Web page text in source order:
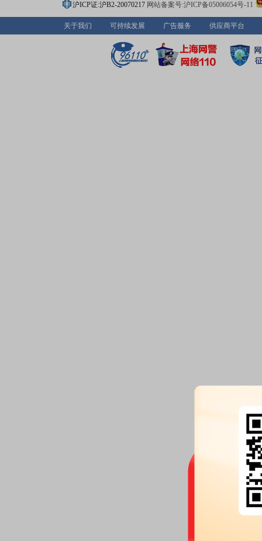
沪ICP证:沪B2-20070217 网站备案号:沪ICP备05006054号-11
关于我们 可持续发展 广告服务 供应商平台